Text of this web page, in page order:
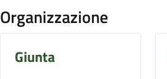
Organizzazione
Giunta